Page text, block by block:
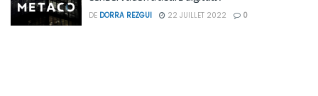
DE DORRA REZGUI 22 JUILLET 2022 0